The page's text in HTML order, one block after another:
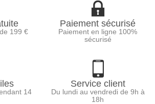
199 €
Paiement sécurisé
Paiement en ligne 100%
sécurisé
14
Service client
Du lundi au vendredi de 9h à
18h